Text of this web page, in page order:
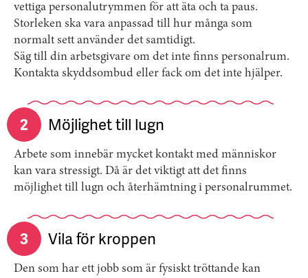
vettiga personalutrymmen för att äta och ta paus.
Storleken ska vara anpassad till hur många som
normalt sett använder det samtidigt.
Säg till din arbetsgivare om det inte finns personalrum.
Kontakta skyddsombud eller fack om det inte hjälper.
2 Möjlighet till lugn
Arbete som innebär mycket kontakt med människor
kan vara stressigt. Då är det viktigt att det finns
möjlighet till lugn och återhämtning i personalrummet.
3 Vila för kroppen
Den som har ett jobb som är fysiskt tröttande kan